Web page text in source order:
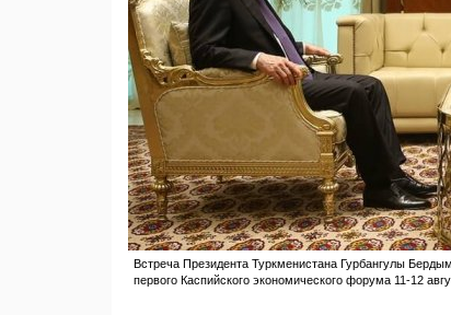
Встреча Президента Туркменистана Гурбангулы
первого Каспийского экономического форума 11-12